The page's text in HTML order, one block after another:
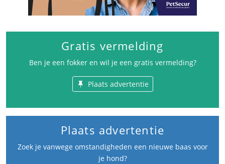
Gratis vermelding
Ben je een fokker en wil je een gratis vermelding?
Plaats advertentie
Plaats advertentie
Zoek je vanwege omstandigheden een nieuwe baas voor
je hond?